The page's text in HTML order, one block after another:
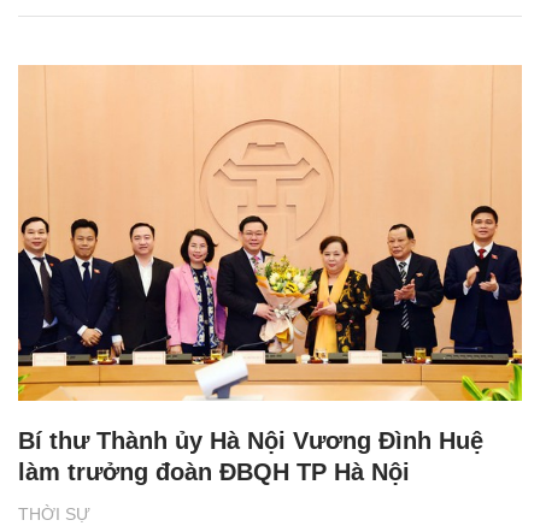
THỜI SỰ
Bí thư Thành ủy Hà Nội Vương Đình Huệ
làm trưởng đoàn ĐBQH TP Hà Nội